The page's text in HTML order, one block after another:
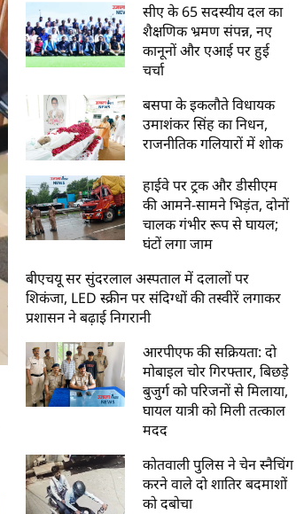
सीए के 65 सदस्यीय दल का
शैक्षणिक भ्रमण संपन्न, नए
कानूनों और एआई पर हुई
चर्चा
बसपा के इकलौते विधायक
उमाशंकर सिंह का निधन,
राजनीतिक गलियारों में शोक
हाईवे पर ट्रक और डीसीएम
की आमने-सामने भिड़ंत, दोनों
चालक गंभीर रूप से घायल;
घंटों लगा जाम
बीएचयू सर सुंदरलाल अस्पताल में दलालों पर
शिकंजा, LED स्क्रीन पर संदिग्धों की तस्वीरें लगाकर
प्रशासन ने बढ़ाई निगरानी
आरपीएफ की सक्रियता: दो
मोबाइल चोर गिरफ्तार, बिछड़े
बुजुर्ग को परिजनों से मिलाया,
घायल यात्री को मिली तत्काल
मदद
कोतवाली पुलिस ने चेन स्नैचिंग
करने वाले दो शातिर बदमाशों
को दबोचा